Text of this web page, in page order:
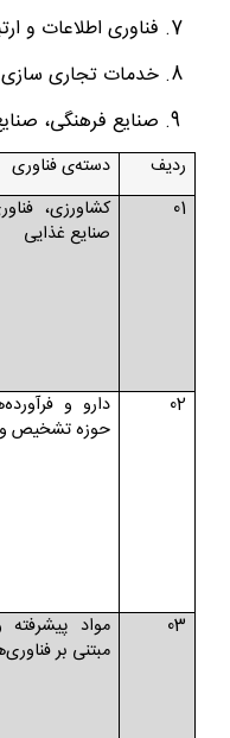
فناوری اطلاعات و
خدمات تجاری سازی
صنایع فرهنگی،
ردیف دسته‌ی فناوری
01
کشاورزی،
صنایع غذایی
02
دارو و
حوزه تشخیص
03
مواد
مبتنی بر